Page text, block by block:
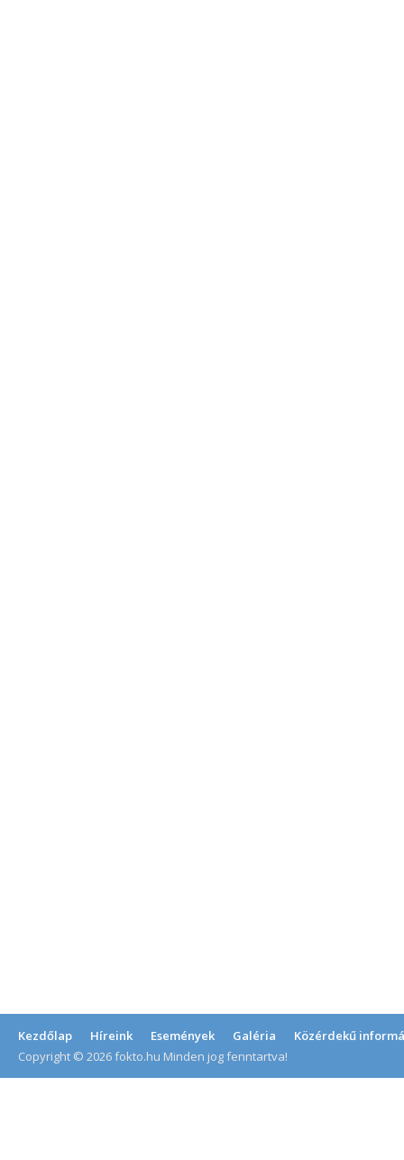
Kezdőlap Híreink Események Galéria
Közérdekű
Copyright © 2026 fokto.hu Minden jog fenntartva!